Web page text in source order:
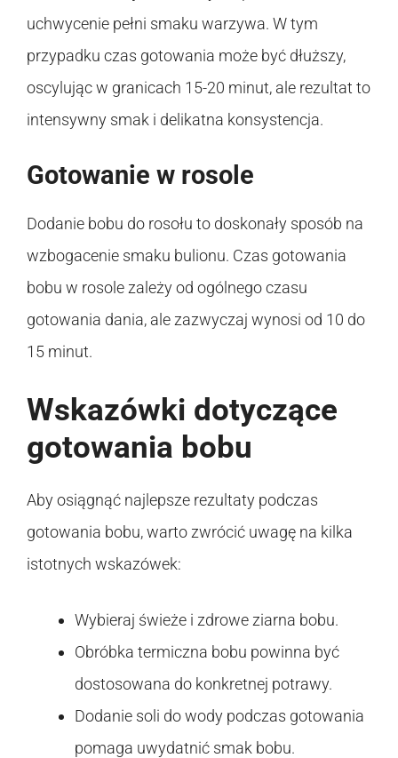
uchwycenie pełni smaku warzywa. W tym
przypadku czas gotowania może być dłuższy,
oscylując w granicach 15-20 minut, ale rezultat to
intensywny smak i delikatna konsystencja.
Gotowanie w rosole
Dodanie bobu do rosołu to doskonały sposób na
wzbogacenie smaku bulionu. Czas gotowania
bobu w rosole zależy od ogólnego czasu
gotowania dania, ale zazwyczaj wynosi od 10 do
15 minut.
Wskazówki dotyczące
gotowania bobu
Aby osiągnąć najlepsze rezultaty podczas
gotowania bobu, warto zwrócić uwagę na kilka
istotnych wskazówek:
Wybieraj świeże i zdrowe ziarna bobu.
Obróbka termiczna bobu powinna być
dostosowana do konkretnej potrawy.
Dodanie soli do wody podczas gotowania
pomaga uwydatnić smak bobu.